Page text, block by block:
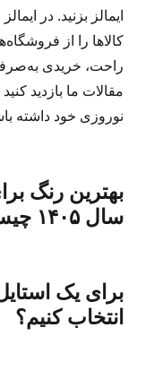
ایمالز بزنید. در
کالاها را از
راحت، خریدی
مقالات ما بازدید
نوروزی خود داشته
بهترین رنگ
سال ۱۴۰۵ چیست؟
برای یک
انتخاب کنیم؟